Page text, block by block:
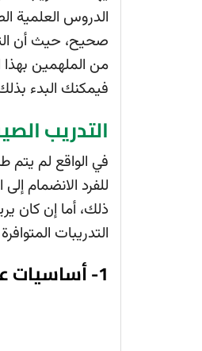
الدروس العلمية
صحيح، حيث أن
من الملهمين
فيمكنك البدء
التدريب
في الواقع لم يتم
للفرد الانضمام
ذلك، أما إن كان
التدريبات
1- أساسيات علوم الفضاء وتقنيات الأقمار الصناعية